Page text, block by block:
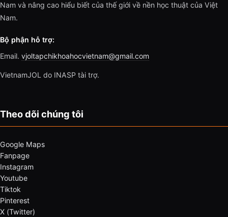
Nam và nâng cao hiểu biết của thế giới về nền học thuật của Việt
Nam.
Bộ phận hỗ trợ:
Email. vjoltapchikhoahocvietnam@gmail.com
VietnamJOL do INASP tài trợ.
Theo dõi chúng tôi
Google Maps
Fanpage
Instagram
Youtube
Tiktok
Pinterest
X (Twitter)